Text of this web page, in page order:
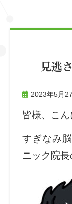
見逃
2023年5月
皆様、こん
すぎなみ
ニック院長